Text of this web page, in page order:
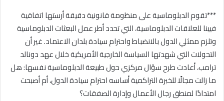
***تقوم الدبلوماسية على منظومة قانونية دقيقة أرستها اتفاقية
فيينا للعلاقات الدبلوماسية، التي تحدد أطر عمل البعثات الدبلوماسية
وتلزم ممثلي الدول بالانضباط واحترام سيادة بلدان الاعتماد. غير أن
التحولات التي شهدتها السياسة الخارجية الأمريكية خلال عهد دونالد
ترامب، أعادت طرح سؤال مركزي حول طبيعة الدبلوماسية نفسها: هل
ما زالت مجالًا للخبرة التراكمية أساسه احترام سيادة الدول، أم أصبحت
امتدادًا لمنطق رجال الأعمال وإدارة الصفقات؟